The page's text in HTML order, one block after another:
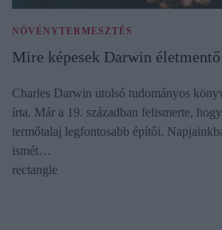
NÖVÉNYTERMESZTÉS
Mire képesek Darwin
Charles Darwin utolsó tudományos
írta. Már a 19. században felismerte,
termőtalaj legfontosabb építői.
ismét…
rectangle